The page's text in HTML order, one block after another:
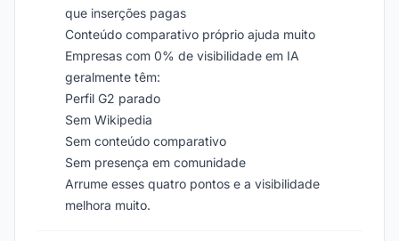
que inserções pagas
Conteúdo comparativo próprio ajuda muito
Empresas com 0% de visibilidade em IA
geralmente têm:
Perfil G2 parado
Sem Wikipedia
Sem conteúdo comparativo
Sem presença em comunidade
Arrume esses quatro pontos e a visibilidade
melhora muito.